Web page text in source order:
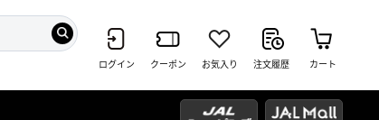
ログイン クーポン お気入り 注文履歴 カート